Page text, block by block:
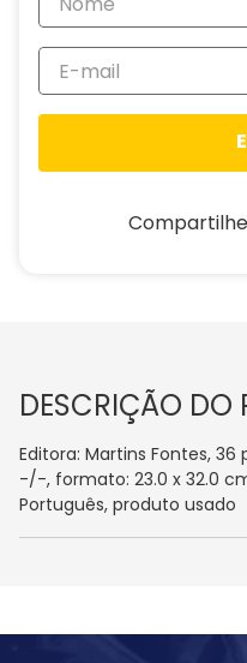
DESCRIÇÃO DO
Editora: Martins Fontes,
-/-, formato: 23.0 x 32.0
Português, produto usado